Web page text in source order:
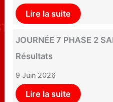
Lire la suite
JOURNÉE 7 PHASE 2
Résultats
9 Juin 2026
Lire la suite